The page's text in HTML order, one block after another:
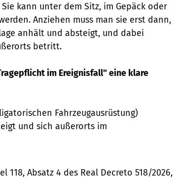
kann unter dem Sitz, im Gepäck oder
Anziehen muss man sie erst dann,
anhält und absteigt, und dabei
betritt.
im Ereignisfall" eine klare
Fahrzeugausrüstung)
und sich außerorts im
118, Absatz 4 des Real Decreto 518/2026,